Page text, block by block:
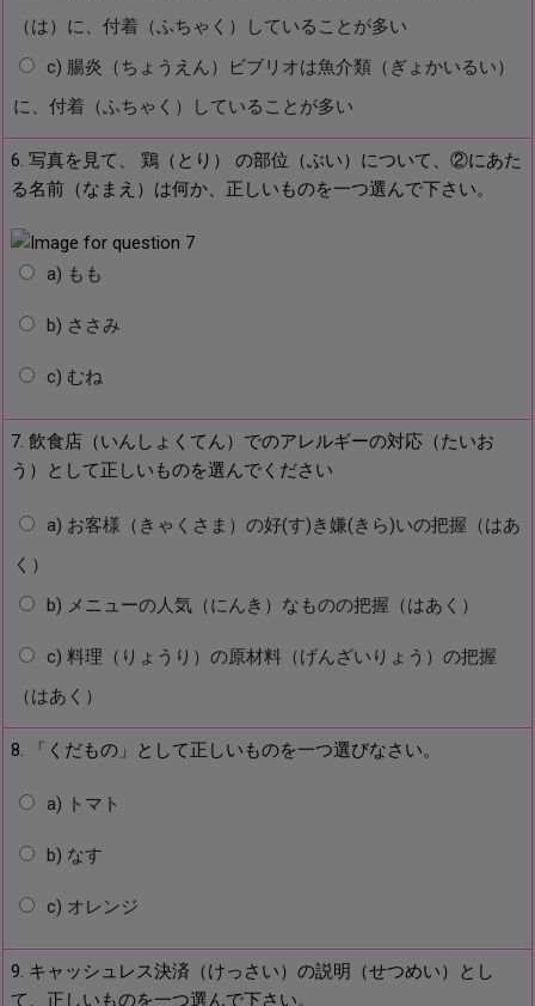
（は）に、付着（ふちゃく）していることが多い
c) 腸炎（ちょうえん）ビブリオは魚介類（ぎょかいるい）
に、付着（ふちゃく）していることが多い
6. 写真を見て、 鶏（とり） の部位（ぶい）について、②にあた
る名前（なまえ）は何か、正しいものを一つ選んで下さい。
a) もも
b) ささみ
c) むね
7. 飲食店（いんしょくてん）でのアレルギーの対応（たいお
う）として正しいものを選んでください
a) お客様（きゃくさま）の好(す)き嫌(きら)いの把握（はあ
く）
b) メニューの人気（にんき）なものの把握（はあく）
c) 料理（りょうり）の原材料（げんざいりょう）の把握
（はあく）
8. 「くだもの」として正しいものを一つ選びなさい。
a) トマト
b) なす
c) オレンジ
9. キャッシュレス決済（けっさい）の説明（せつめい）とし
て、正しいものを一つ選んで下さい。